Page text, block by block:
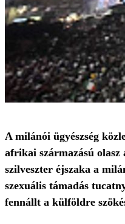
A milánói ügyészség
afrikai származású
szilveszter éjszaka a
szexuális támadás
fennállt a külföldre